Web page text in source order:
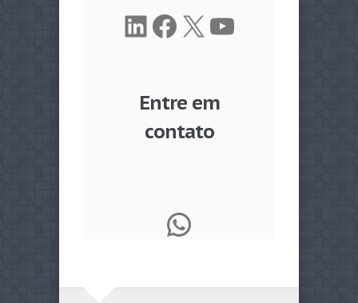
LinkedIn
Facebook
X Youtube
Entre em
contato
WhatsApp